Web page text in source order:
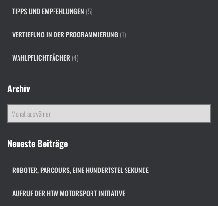
TIPPS UND EMPFEHLUNGEN (5)
VERTIEFUNG IN DER PROGRAMMIERUNG (1)
WAHLPFLICHTFÄCHER (4)
Archiv
h
Neueste Beiträge
ROBOTER, PARCOURS, EINE HUNDERTSTEL SEKUNDE
AUFRUF DER HTW MOTORSPORT INITIATIVE